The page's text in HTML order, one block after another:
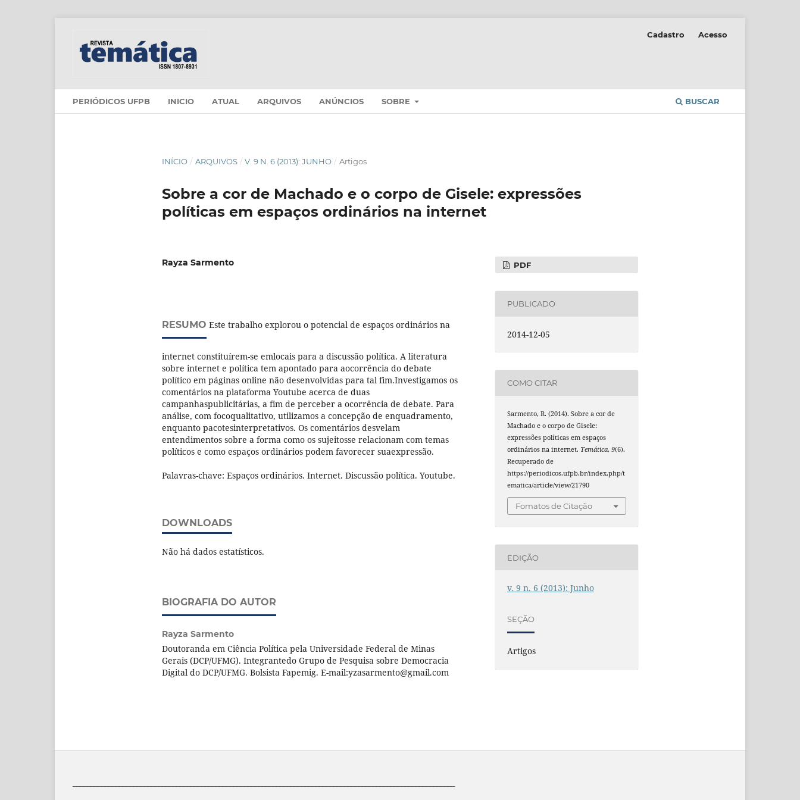
PERIÓDICOS UFPB INICIO ATUAL ARQUIVOS ANÚNCIOS SOBRE BUSCAR
Cadastro Acesso
INÍCIO / ARQUIVOS / V. 9 N. 6 (2013): JUNHO / Artigos
Sobre a cor de Machado e o corpo de Gisele: expressões
políticas em espaços ordinários na internet
Rayza Sarmento
RESUMO Este trabalho explorou o potencial de espaços ordinários na
internet constituírem-se emlocais para a discussão política. A literatura
sobre internet e política tem apontado para aocorrência do debate
político em páginas online não desenvolvidas para tal fim.Investigamos os
comentários na plataforma Youtube acerca de duas
campanhaspublicitárias, a fim de perceber a ocorrência de debate. Para
análise, com focoqualitativo, utilizamos a concepção de enquadramento,
enquanto pacotesinterpretativos. Os comentários desvelam
entendimentos sobre a forma como os sujeitosse relacionam com temas
políticos e como espaços ordinários podem favorecer suaexpressão.
Palavras-chave: Espaços ordinários. Internet. Discussão política. Youtube.
DOWNLOADS
Não há dados estatísticos.
BIOGRAFIA DO AUTOR
Rayza Sarmento
Doutoranda em Ciência Política pela Universidade Federal de Minas
Gerais (DCP/UFMG). Integrantedo Grupo de Pesquisa sobre Democracia
Digital do DCP/UFMG. Bolsista Fapemig. E-mail:yzasarmento@gmail.com
PDF
PUBLICADO
2014-12-05
COMO CITAR
Sarmento, R. (2014). Sobre a cor de
Machado e o corpo de Gisele:
expressões políticas em espaços
ordinários na internet. Temática,9(6).
Recuperado de
https://periodicos.ufpb.br/index.php/t
ematica/article/view/21790
Fomatos de Citação
EDIÇÃO
v. 9 n. 6 (2013): Junho
SEÇÃO
Artigos